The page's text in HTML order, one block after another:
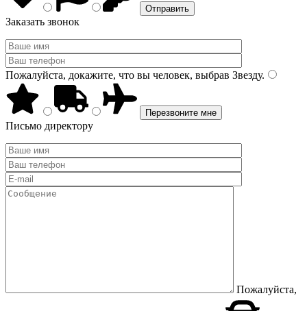
Заказать звонок
Пожалуйста, докажите, что вы человек, выбрав Звезду.
Письмо директору
Пожалуйста,